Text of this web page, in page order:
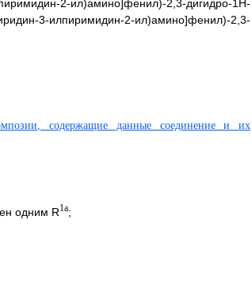
2-ил)амино]фенил)-2,3-дигидро-1H-
3-илпиримидин-2-ил)амино]фенил)-2,3-
одним R1a;